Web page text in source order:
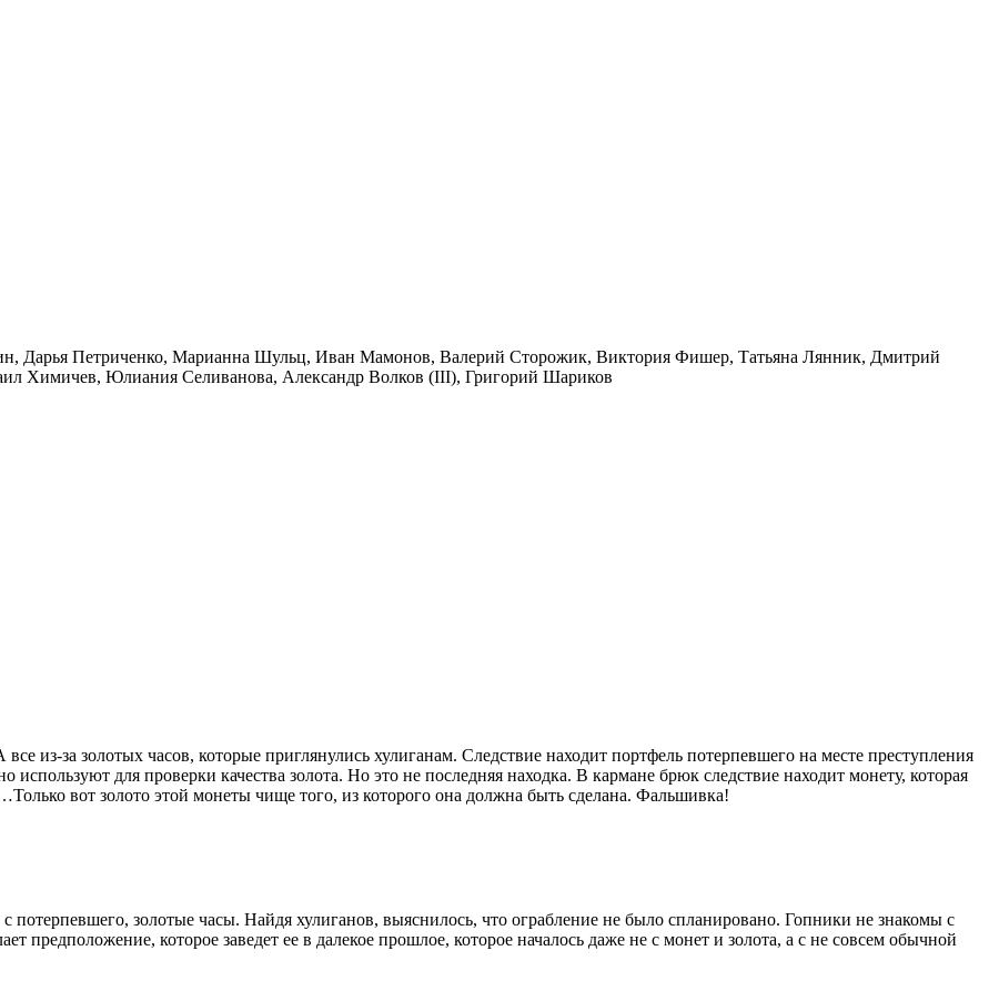
Дарья Петриченко, Марианна Шульц, Иван Мамонов, Валерий Сторожик, Виктория Фишер, Татьяна Лянник, Дмитрий
Химичев, Юлиания Селиванова, Александр Волков (III), Григорий Шариков
из-за золотых часов, которые приглянулись хулиганам. Следствие находит портфель потерпевшего на месте преступления
для проверки качества золота. Но это не последняя находка. В кармане брюк следствие находит монету, которая
вот золото этой монеты чище того, из которого она должна быть сделана. Фальшивка!
потерпевшего, золотые часы. Найдя хулиганов, выяснилось, что ограбление не было спланировано. Гопники не знакомы с
предположение, которое заведет ее в далекое прошлое, которое началось даже не с монет и золота, а с не совсем обычной